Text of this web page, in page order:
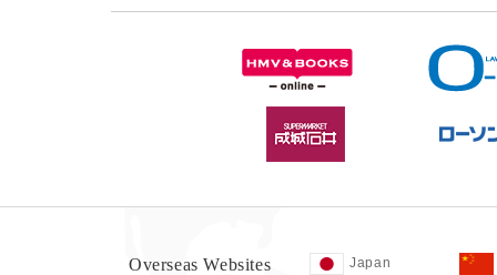
Overseas Websites Japan